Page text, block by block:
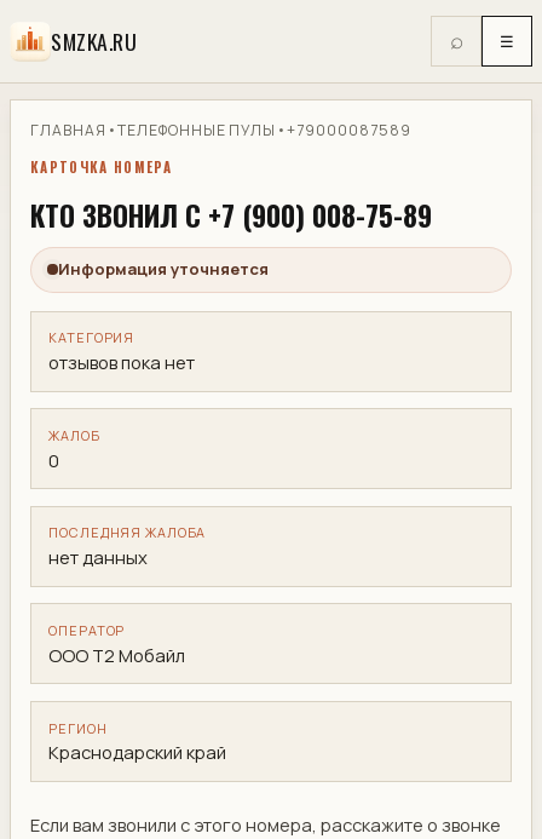
SMZKA.RU ⌕ ☰
ГЛАВНАЯ •ТЕЛЕФОННЫЕ ПУЛЫ •+79000087589
КАРТОЧКА НОМЕРА
КТО ЗВОНИЛ С +7 (900) 008-75-89
Информация уточняется
КАТЕГОРИЯ
отзывов пока нет
ЖАЛОБ
0
ПОСЛЕДНЯЯ ЖАЛОБА
нет данных
ОПЕРАТОР
ООО Т2 Мобайл
РЕГИОН
Краснодарский край
Если вам звонили с этого номера, расскажите о звонке